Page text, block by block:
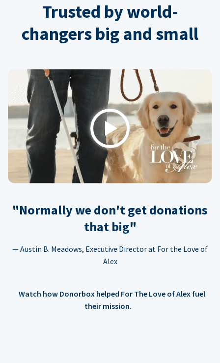
Trusted by world-
changers big and small
Play
"Normally we don't get donations
that big"
— Austin B. Meadows, Executive Director at For the Love of
Alex
Watch how Donorbox helped For The Love of Alex fuel
their mission.